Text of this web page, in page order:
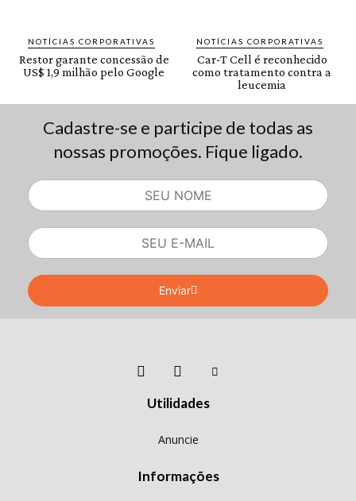
NOTÍCIAS CORPORATIVAS
Restor garante concessão de
US$ 1,9 milhão pelo Google
NOTÍCIAS CORPORATIVAS
Car-T Cell é reconhecido
como tratamento contra a
leucemia
Cadastre-se e participe de todas as
nossas promoções. Fique ligado.
Enviar
Utilidades
Anuncie
Informações